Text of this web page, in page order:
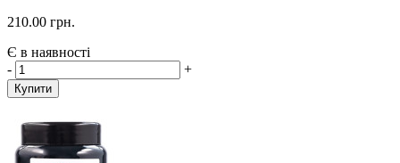
210.00 грн.
Є в наявності
-
+
Купити